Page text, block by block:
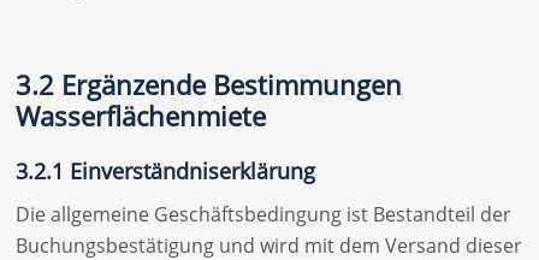
3.2 Ergänzende Bestimmungen
Wasserflächenmiete
3.2.1 Einverständniserklärung
Die allgemeine Geschäftsbedingung ist Bestandteil der
Buchungsbestätigung und wird mit dem Versand dieser